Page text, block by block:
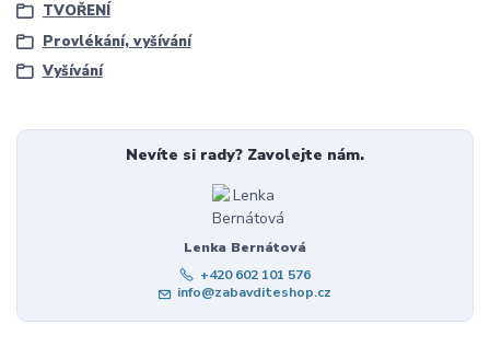
TVOŘENÍ
Provlékání, vyšívání
Vyšívání
Nevíte si rady? Zavolejte nám.
Lenka Bernátová
+420 602 101 576
info@zabavditeshop.cz